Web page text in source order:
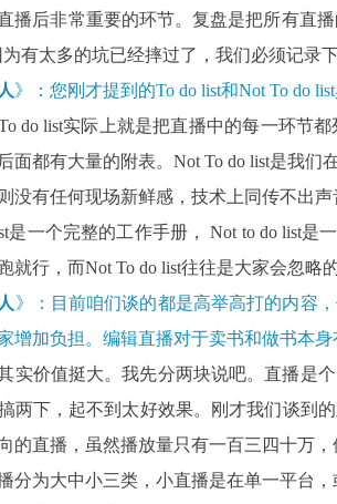
播后非常重要的环节。复盘是把所有直
为有太多的坑已经摔过了，我们必须记
》：您刚才提到的To do list和Not To do
do list实际上就是把直播中的每一环节
面都有大量的附表。Not To do list是我
没有任何现场新鲜感，技术上同传不出
是一个完整的工作手册， Not to do list
就行，而Not To do list往往是大家会忽
》：目前咱们谈的都是高举高打的内容
增加负担。编辑直播对于卖书和做书本
实价值挺大。我先分两块说吧。直播是
两下，起不到太好效果。刚才我们谈到
的直播，虽然播放量只有一百三四十万
分为大中小三类，小直播是在单一平台